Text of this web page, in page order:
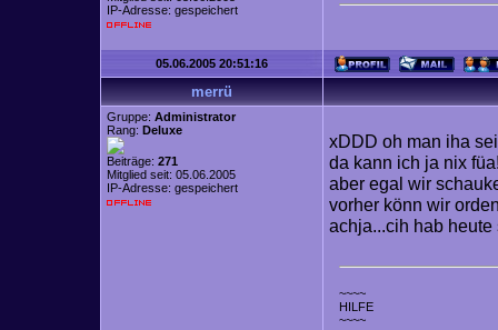
IP-Adresse: gespeichert
05.06.2005 20:51:16
merrü
Gruppe: Administrator
Rang: Deluxe
Beiträge: 271
Mitglied seit: 05.06.2005
IP-Adresse: gespeichert
xDDD oh man iha
da kann ich ja nix
aber egal wir
vorher könn wir
achja...cih hab
~~~~
HILFE
~~~~